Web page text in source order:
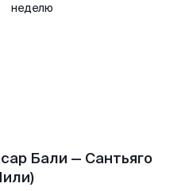
неделю
Бали — Сантьяго